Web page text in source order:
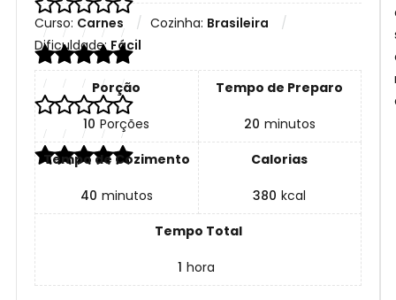
Curso: Carnes Cozinha: Brasileira
Dificuldade: Fácil
Porção
10 Porções
Tempo de Preparo
20 minutos
Tempo de Cozimento
40 minutos
Calorias
380 kcal
Tempo Total
1 hora